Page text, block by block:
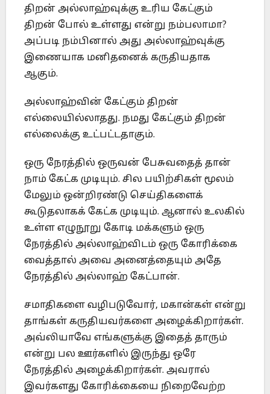
திறன் அல்லாஹ்வுக்கு உரிய கேட்கும்
திறன் போல் உள்ளது என்று நம்பலாமா?
அப்படி நம்பினால் அது அல்லாஹ்வுக்கு
இணையாக மனிதனைக் கருதியதாக
ஆகும்.
அல்லாஹ்வின் கேட்கும் திறன்
எல்லையில்லாதது. நமது கேட்கும் திறன்
எல்லைக்கு உட்பட்டதாகும்.
ஒரு நேரத்தில் ஒருவன் பேசுவதைத் தான்
நாம் கேட்க முடியும். சில பயிற்சிகள் மூலம்
மேலும் ஒன்றிரண்டு செய்திகளைக்
கூடுதலாகக் கேட்க முடியும். ஆனால் உலகில்
உள்ள எழுநூறு கோடி மக்களும் ஒரு
நேரத்தில் அல்லாஹ்விடம் ஒரு கோரிக்கை
வைத்தால் அவை அனைத்தையும் அதே
நேரத்தில் அல்லாஹ் கேட்பான்.
சமாதிகளை வழிபடுவோர், மகான்கள் என்று
தாங்கள் கருதியவர்களை அழைக்கிறார்கள்.
அவ்லியாவே எங்களுக்கு இதைத் தாரும்
என்று பல ஊர்களில் இருந்து ஒரே
நேரத்தில் அழைக்கிறார்கள். அவரால்
இவர்களது கோரிக்கையை நிறைவேற்ற